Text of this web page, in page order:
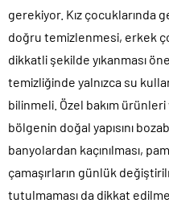
gerekiyor. Kız çocuklarında
doğru temizlenmesi, erkek
dikkatli şekilde yıkanması
temizliğinde yalnızca su
bilinmeli. Özel bakım
bölgenin doğal yapısını
banyolardan kaçınılması,
çamaşırların günlük
tutulmaması da dikkat